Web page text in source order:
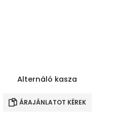
Alternáló kasza
ÁRAJÁNLATOT KÉREK